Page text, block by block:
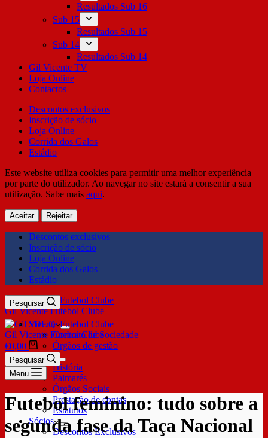
Resultados Sub 16
Sub 15
Resultados Sub 15
Sub 14
Resultados Sub 14
Gil Vicente TV
Loja Online
Contactos
Descontos exclusivos
Inscrição de sócio
Loja Online
Corrida dos Galos
Estádio
Este website utiliza cookies para permitir uma melhor experiência
por parte do utilizador. Ao navegar no site estará a consentir a sua
utilização. Sabe mais aqui.
Aceitar Rejeitar
Descontos exclusivos
Inscrição de sócio
Loja Online
Corrida dos Galos
Estádio
Gil Vicente Futebol Clube
Pesquisar
SDUQ
Contrato de Sociedade
Órgãos de gestão
Clube
História
Palmarés
Órgãos Sociais
Prestação de contas
Estatutos
Sócios
Descontos Exclusivos
Gil Vicente Futebol Clube
€0,00
Pesquisar
Menu
Futebol feminino: tudo sobre a
segunda fase da Taça Nacional